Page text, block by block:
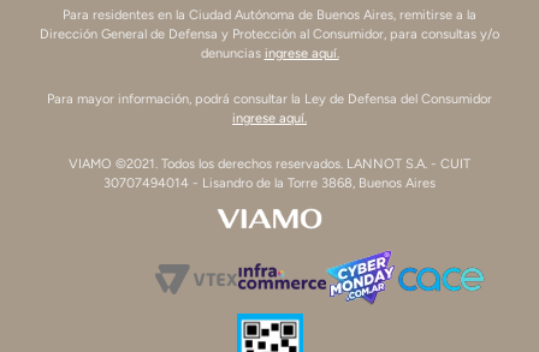
Para residentes en la Ciudad Autónoma de Buenos Aires, remitirse a la
Dirección General de Defensa y Protección al Consumidor, para consultas y/o
denuncias ingrese aquí.
Para mayor información, podrá consultar la Ley de Defensa del Consumidor
ingrese aquí.
VIAMO ©2021. Todos los derechos reservados. LANNOT S.A. - CUIT
30707494014 - Lisandro de la Torre 3868, Buenos Aires